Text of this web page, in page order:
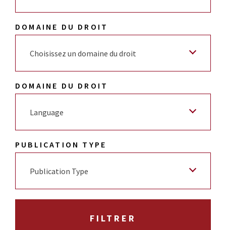
DOMAINE DU DROIT
Choisissez un domaine du droit
DOMAINE DU DROIT
Language
PUBLICATION TYPE
Publication Type